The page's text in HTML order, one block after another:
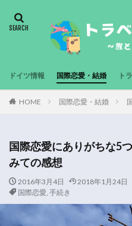
ドイツ情報 国際恋愛・結婚 ト
HOME 国際恋愛・結婚
国際恋愛にありがちな5
みての感想
2016年3月4日 2018年1月24日
国際恋愛, 手続き